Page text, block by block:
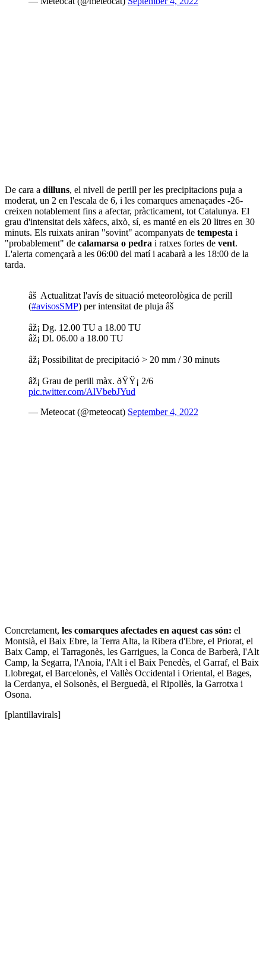
De cara a dilluns, el nivell de perill per les precipitacions puja a
moderat, un 2 en l'escala de 6, i les comarques amenaçades -26-
creixen notablement fins a afectar, pràcticament, tot Catalunya. El
grau d'intensitat dels xàfecs, això, sí, es manté en els 20 litres en 30
minuts. Els ruixats aniran "sovint" acompanyats de tempesta i
"probablement" de calamarsa o pedra i ratxes fortes de vent.
L'alerta començarà a les 06:00 del matí i acabarà a les 18:00 de la
tarda.
âš Actualitzat l'avís de situació meteorològica de perill
(#avisosSMP) per intensitat de pluja âš
âž¡ Dg. 12.00 TU a 18.00 TU
âž¡ Dl. 06.00 a 18.00 TU
âž¡ Possibilitat de precipitació > 20 mm / 30 minuts
âž¡ Grau de perill màx. ðŸŸ¡ 2/6
pic.twitter.com/AlVbebJYud
— Meteocat (@meteocat) September 4, 2022
Concretament, les comarques afectades en aquest cas són: el
Montsià, el Baix Ebre, la Terra Alta, la Ribera d'Ebre, el Priorat, el
Baix Camp, el Tarragonès, les Garrigues, la Conca de Barberà, l'Alt
Camp, la Segarra, l'Anoia, l'Alt i el Baix Penedès, el Garraf, el Baix
Llobregat, el Barcelonès, el Vallès Occidental i Oriental, el Bages,
la Cerdanya, el Solsonès, el Berguedà, el Ripollès, la Garrotxa i
Osona.
[plantillavirals]